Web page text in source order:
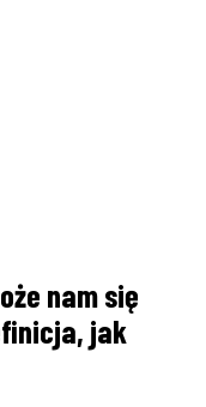
nam się
jak